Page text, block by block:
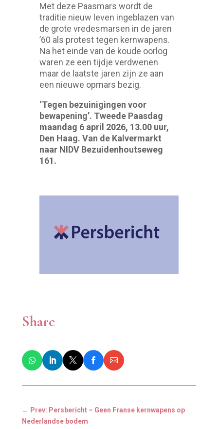
Met deze Paasmars wordt de
traditie nieuw leven ingeblazen van
de grote vredesmarsen in de jaren
’60 als protest tegen kernwapens.
Na het einde van de koude oorlog
waren ze een tijdje verdwenen
maar de laatste jaren zijn ze aan
een nieuwe opmars bezig.
‘Tegen bezuinigingen voor
bewapening’. Tweede Paasdag
maandag 6 april 2026, 13.00 uur,
Den Haag. Van de Kalvermarkt
naar NIDV Bezuidenhoutseweg
161.
Share
← Prev: Persbericht – Geen Franse kernwapens op
Nederlandse bodem